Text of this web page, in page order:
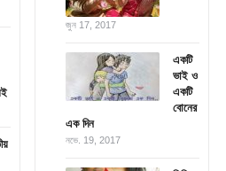
জুন 17, 2017
একটি
ভাই ও
একটি
বোনের
এক দিন
নভে. 19, 2017